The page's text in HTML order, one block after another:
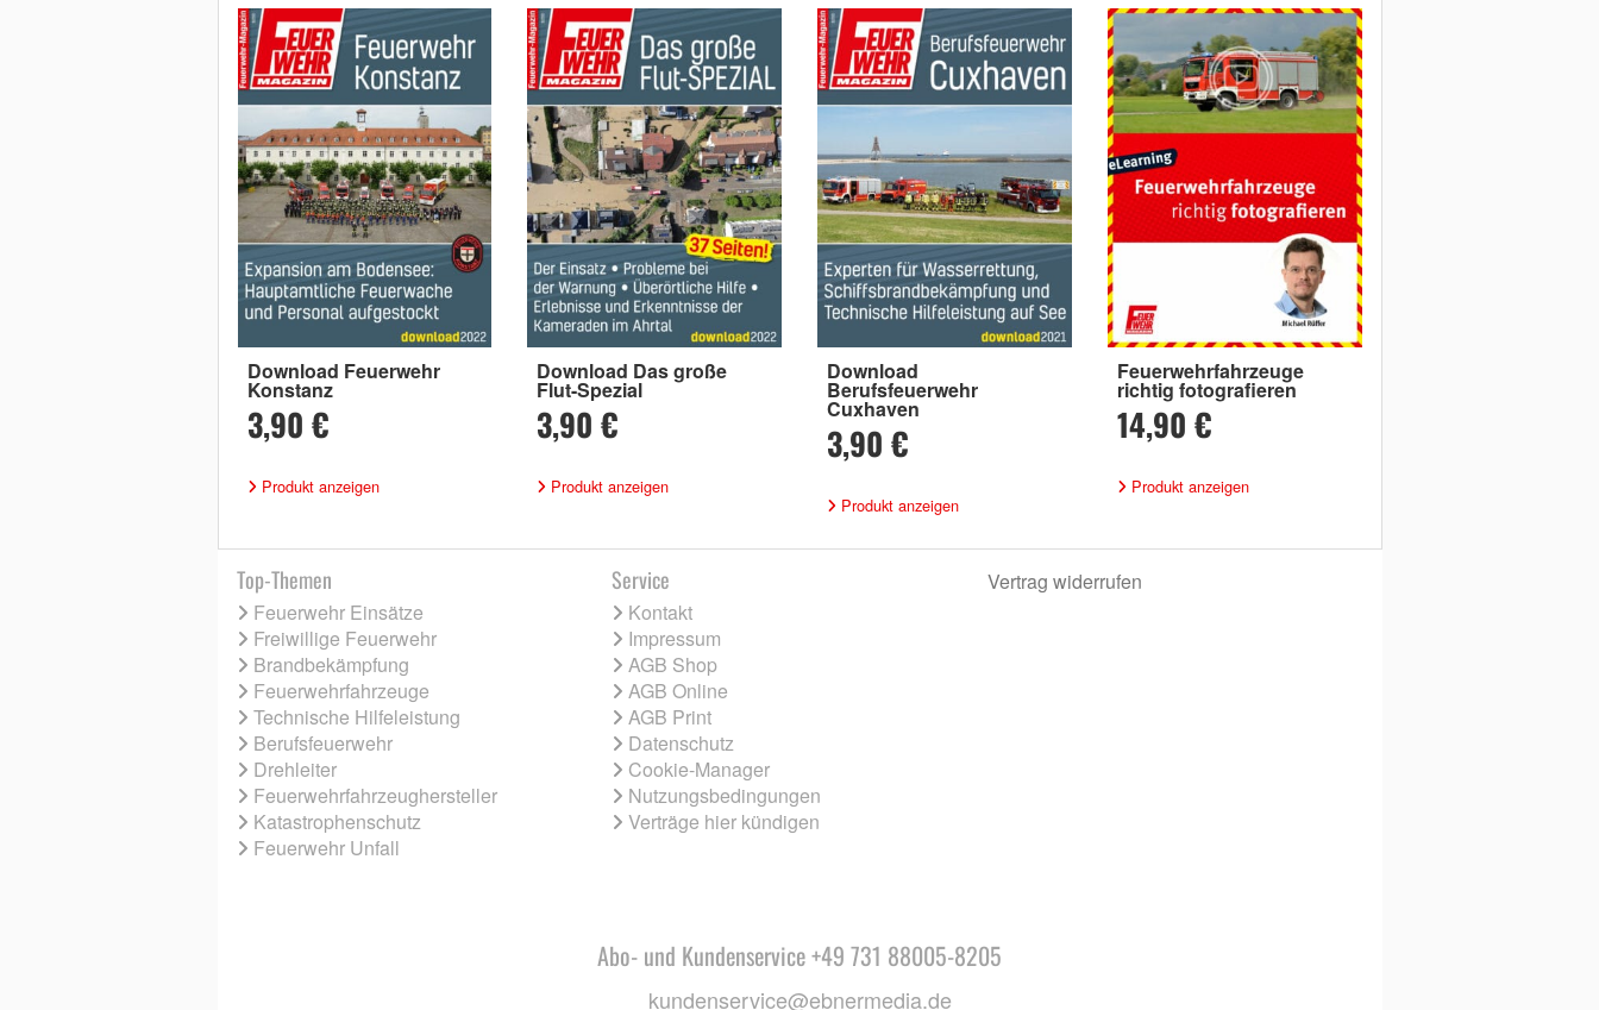
Download Feuerwehr
Konstanz
3,90 €
Produkt anzeigen
Download Das große
Flut-Spezial
3,90 €
Produkt anzeigen
Download
Berufsfeuerwehr
Cuxhaven
3,90 €
Produkt anzeigen
Feuerwehrfahrzeuge
richtig fotografieren
14,90 €
Produkt anzeigen
Top-Themen
Feuerwehr Einsätze
Freiwillige Feuerwehr
Brandbekämpfung
Feuerwehrfahrzeuge
Technische Hilfeleistung
Berufsfeuerwehr
Drehleiter
Feuerwehrfahrzeughersteller
Katastrophenschutz
Feuerwehr Unfall
Service
Kontakt
Impressum
AGB Shop
AGB Online
AGB Print
Datenschutz
Cookie-Manager
Nutzungsbedingungen
Verträge hier kündigen
Vertrag widerrufen
Abo- und Kundenservice +49 731 88005-8205
kundenservice@ebnermedia.de